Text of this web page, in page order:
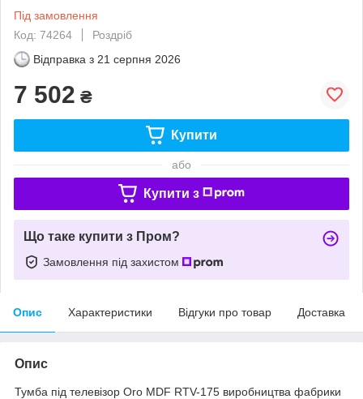
Під замовлення
Код: 74264
Роздріб
Відправка з 21 серпня 2026
7 502 ₴
Купити
або
Купити з
Що таке купити з Пром?
Замовлення під захистом
Опис Характеристики Відгуки про товар Доставка
Опис
Тумба під телевізор Oro MDF RTV-175 виробництва фабрики